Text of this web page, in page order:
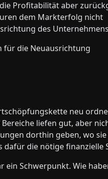
Profitabilität aber
dem Markterfolg nicht
des
für die Neuausrichtung
neu
liefen gut, aber
dorthin geben, wo
die nötige
ein Schwerpunkt. Wie